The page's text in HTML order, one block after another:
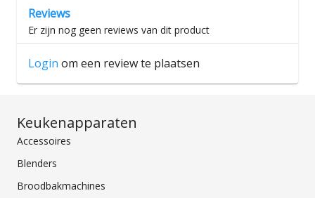
Reviews
Er zijn nog geen reviews van dit product
Login om een review te plaatsen
Keukenapparaten
Accessoires
Blenders
Broodbakmachines